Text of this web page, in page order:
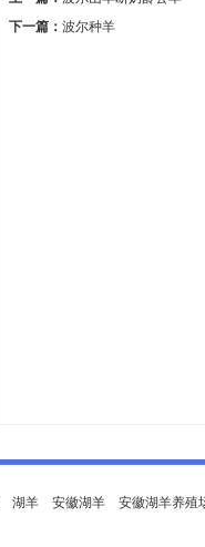
下一篇： 波尔种羊
湖羊 安徽湖羊 安徽湖羊养殖